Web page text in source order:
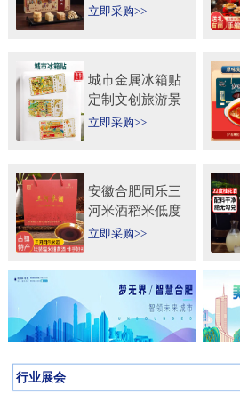
大名点礼盒零食
立即采购>>
城市金属冰箱贴
定制文创旅游景
区纪念礼品定做
立即采购>>
安徽合肥同乐三
河米酒稻米低度
甜黄酒坛装
送礼自饮
立即采购>>
行业展会